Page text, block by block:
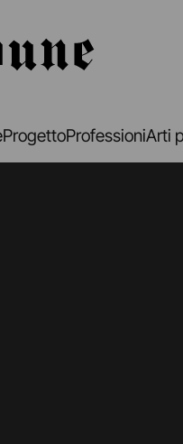
ProgettoProfessioniArti